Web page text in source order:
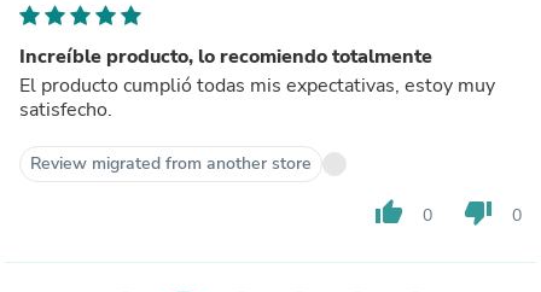
Increíble producto, lo recomiendo totalmente
El producto cumplió todas mis expectativas, estoy muy
satisfecho.
Review migrated from another store
thumb_up 0 thumb_down 0